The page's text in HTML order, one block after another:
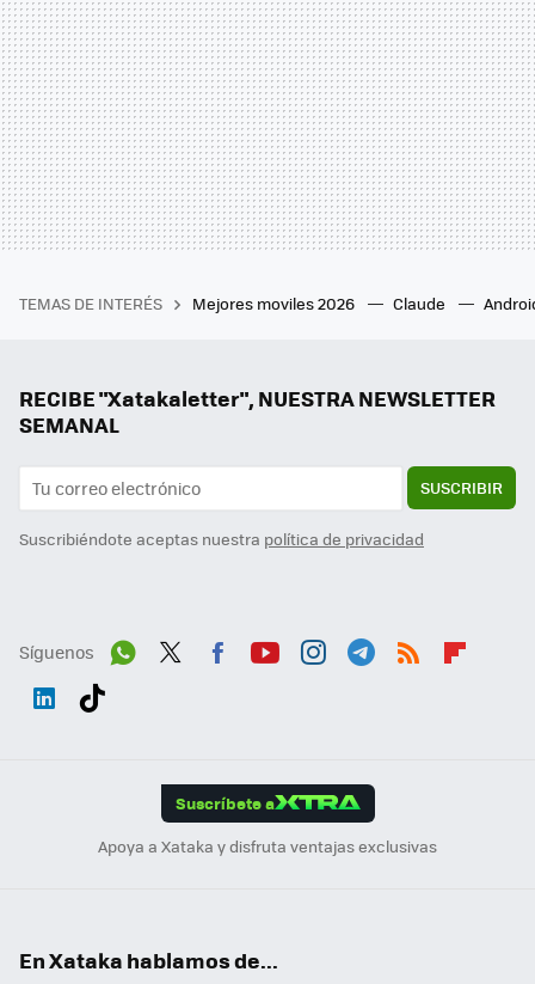
TEMAS DE INTERÉS Mejores moviles 2026 Claude
RECIBE "Xatakaletter", NUESTRA NEWSLETTER
SEMANAL
SUSCRIBIR
Suscribiéndote aceptas nuestra política de privacidad
Síguenos
Suscríbete a
Apoya a Xataka y disfruta ventajas exclusivas
En Xataka hablamos de...